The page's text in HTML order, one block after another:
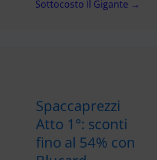
Sottocosto Il Gigante →
Spaccaprezzi
Atto 1°: sconti
fino al 54% con